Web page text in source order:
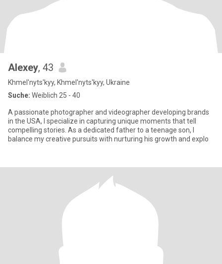
Alexey, 43
Khmel'nyts'kyy, Khmel'nyts'kyy, Ukraine
Suche: Weiblich 25 - 40
A passionate photographer and videographer developing brands
in the USA, I specialize in capturing unique moments that tell
compelling stories. As a dedicated father to a teenage son, I
balance my creative pursuits with nurturing his growth and explo